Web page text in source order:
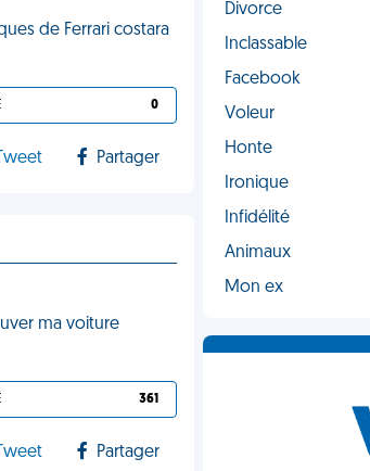
de Ferrari costara
0
Tweet Partager
ma voiture
361
Tweet Partager
Divorce
Inclassable
Facebook
Voleur
Honte
Ironique
Infidélité
Animaux
Mon ex